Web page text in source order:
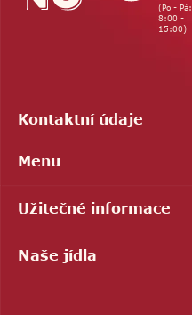
(Po - Pá:
8:00 -
15:00)
Kontaktní údaje
Menu
Užitečné informace
Naše jídla